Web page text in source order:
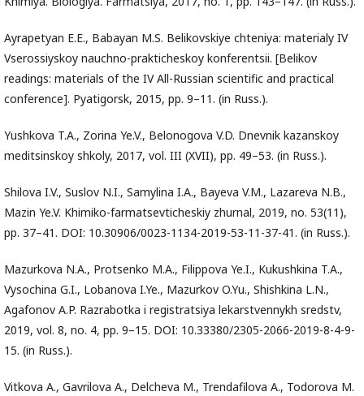
Ayrapetyan E.E., Babayan M.S. Belikovskiye chteniya: materialy IV
Vserossiyskoy nauchno-prakticheskoy konferentsii. [Belikov
readings: materials of the IV All-Russian scientific and practical
conference]. Pyatigorsk, 2015, pp. 9–11. (in Russ.).
Yushkova T.A., Zorina Ye.V., Belonogova V.D. Dnevnik kazanskoy
meditsinskoy shkoly, 2017, vol. III (XVII), pp. 49–53. (in Russ.).
Shilova I.V., Suslov N.I., Samylina I.A., Bayeva V.M., Lazareva N.B.,
Mazin Ye.V. Khimiko-farmatsevticheskiy zhurnal, 2019, no. 53(11),
pp. 37–41. DOI: 10.30906/0023-1134-2019-53-11-37-41. (in Russ.).
Mazurkova N.A., Protsenko M.A., Filippova Ye.I., Kukushkina T.A.,
Vysochina G.I., Lobanova I.Ye., Mazurkov O.Yu., Shishkina L.N.,
Agafonov A.P. Razrabotka i registratsiya lekarstvennykh sredstv,
2019, vol. 8, no. 4, pp. 9–15. DOI: 10.33380/2305-2066-2019-8-4-9-
15. (in Russ.).
Vitkova A., Gavrilova A., Delcheva M., Trendafilova A., Todorova M.